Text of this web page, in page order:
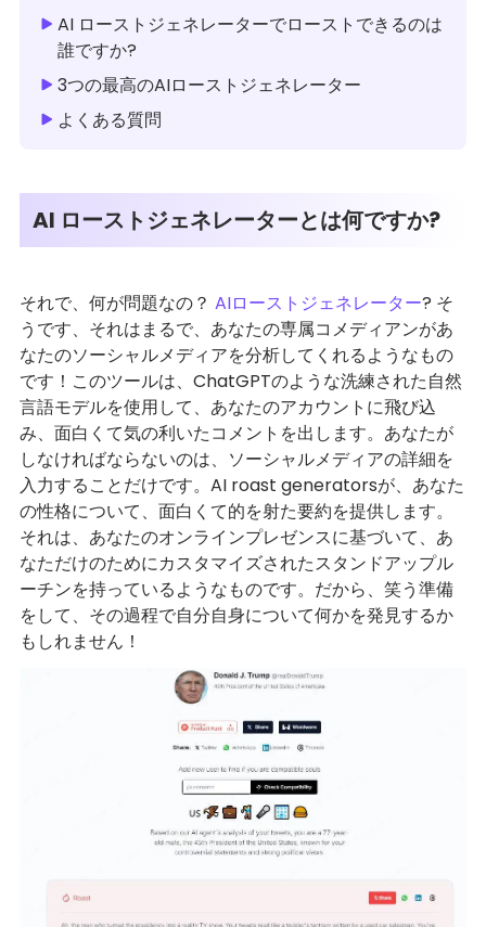
AI ローストジェネレーターでローストできるのは
誰ですか?
3つの最高のAIローストジェネレーター
よくある質問
AI ローストジェネレーターとは何ですか?
それで、何が問題なの？ AIローストジェネレーター? そ
うです、それはまるで、あなたの専属コメディアンがあ
なたのソーシャルメディアを分析してくれるようなもの
です！このツールは、ChatGPTのような洗練された自然
言語モデルを使用して、あなたのアカウントに飛び込
み、面白くて気の利いたコメントを出します。あなたが
しなければならないのは、ソーシャルメディアの詳細を
入力することだけです。AI roast generatorsが、あなた
の性格について、面白くて的を射た要約を提供します。
それは、あなたのオンラインプレゼンスに基づいて、あ
なただけのためにカスタマイズされたスタンドアップル
ーチンを持っているようなものです。だから、笑う準備
をして、その過程で自分自身について何かを発見するか
もしれません！